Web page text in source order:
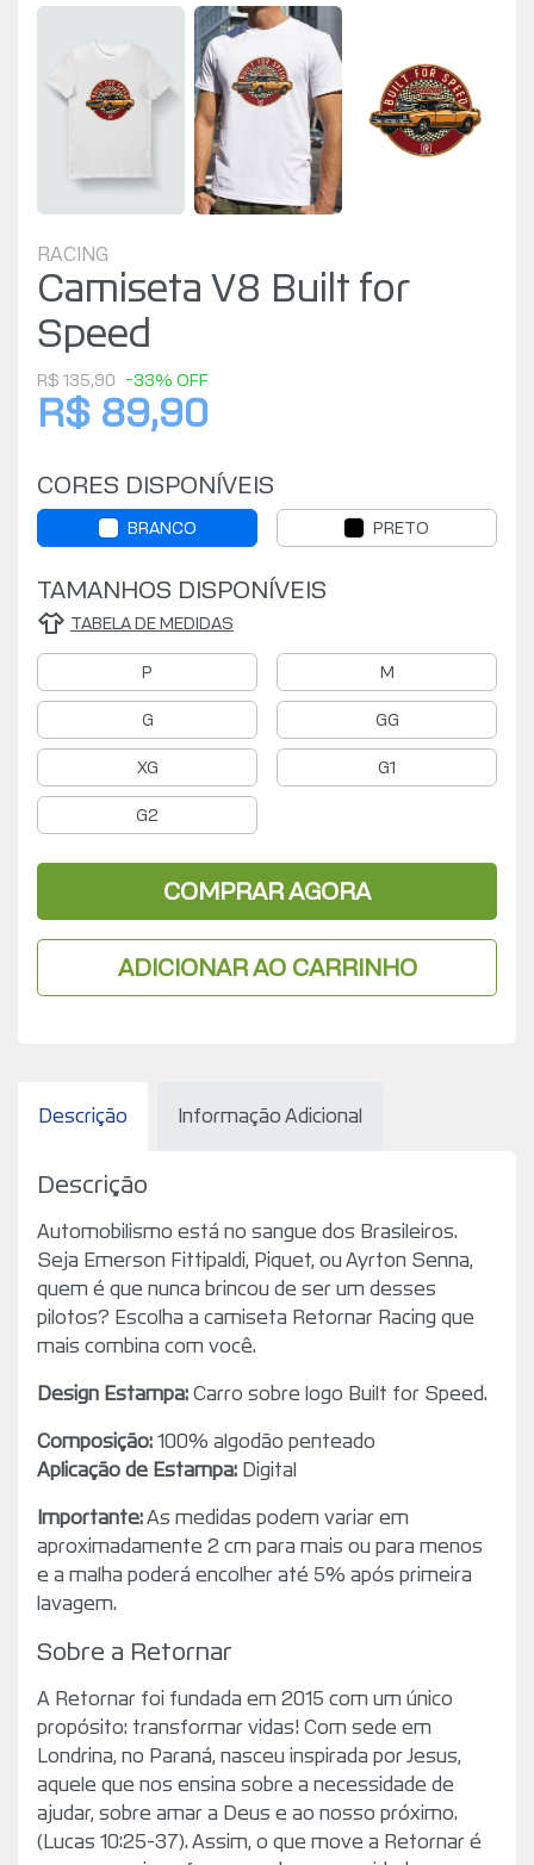
RACING
Camiseta V8 Built for
Speed
R$ 135,90 -33% OFF
R$ 89,90
CORES DISPONÍVEIS
BRANCO PRETO
TAMANHOS DISPONÍVEIS
TABELA DE MEDIDAS
P M
G GG
XG G1
G2
COMPRAR AGORA
ADICIONAR AO CARRINHO
Descrição Informação Adicional
Descrição
Automobilismo está no sangue dos Brasileiros.
Seja Emerson Fittipaldi, Piquet, ou Ayrton Senna,
quem é que nunca brincou de ser um desses
pilotos? Escolha a camiseta Retornar Racing que
mais combina com você.
Design Estampa:Carro sobre logo Built for Speed.
Composição:100% algodão penteado
Aplicação de Estampa: Digital
Importante:As medidas podem variar em
aproximadamente 2 cm para mais ou para menos
e a malha poderá encolher até 5% após primeira
lavagem.
Sobre a Retornar
A Retornar foi fundada em 2015 com um único
propósito: transformar vidas! Com sede em
Londrina, no Paraná, nasceu inspirada por Jesus,
aquele que nos ensina sobre a necessidade de
ajudar, sobre amar a Deus e ao nosso próximo.
(Lucas 10:25-37). Assim, o que move a Retornar é